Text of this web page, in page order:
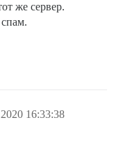
же сервер.
16:33:38